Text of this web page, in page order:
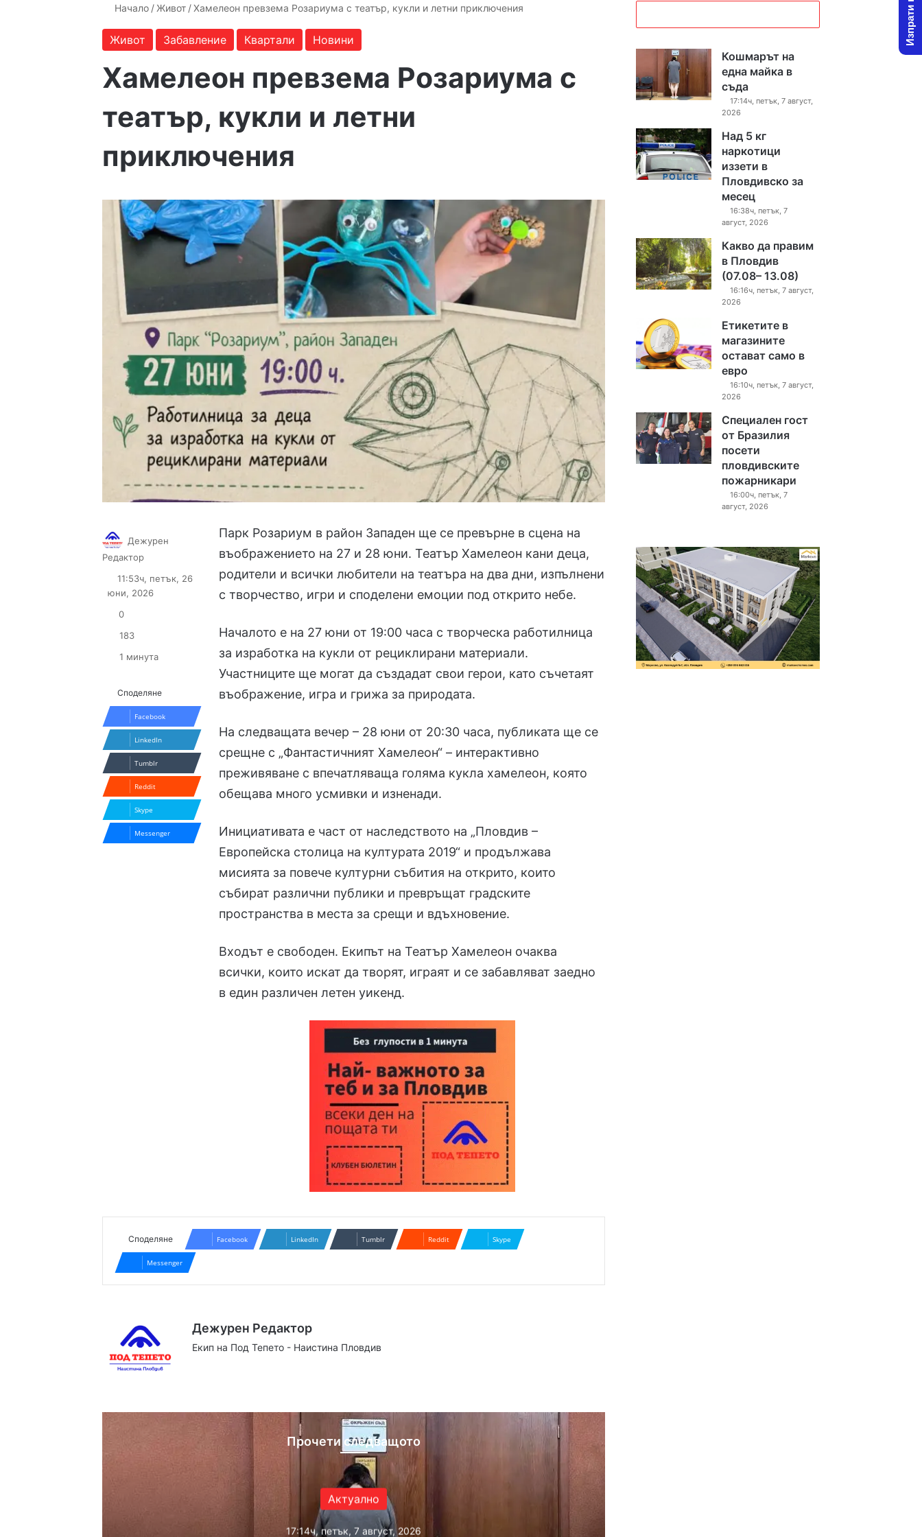
Начало / Живот / Хамелеон превзема Розариума с театър, кукли и летни приключения
Живот Забавление Квартали Новини
Хамелеон превзема Розариума с
театър, кукли и летни
приключения
Парк Розариум в район Западен ще се превърне в сцена на
въображението на 27 и 28 юни. Театър Хамелеон кани деца,
родители и всички любители на театъра на два дни, изпълнени
с творчество, игри и споделени емоции под открито небе.
Началото е на 27 юни от 19:00 часа с творческа работилница
за изработка на кукли от рециклирани материали.
Участниците ще могат да създадат свои герои, като съчетаят
въображение, игра и грижа за природата.
На следващата вечер – 28 юни от 20:30 часа, публиката ще се
срещне с „Фантастичният Хамелеон“ – интерактивно
преживяване с впечатляваща голяма кукла хамелеон, която
обещава много усмивки и изненади.
Инициативата е част от наследството на „Пловдив –
Европейска столица на културата 2019“ и продължава
мисията за повече културни събития на открито, които
събират различни публики и превръщат градските
пространства в места за срещи и вдъхновение.
Входът е свободен. Екипът на Театър Хамелеон очаква
всички, които искат да творят, играят и се забавляват заедно
в един различен летен уикенд.
Дежурен
Редактор
X email
11:53ч, петък, 26
юни, 2026
0
183
1 минута
Споделяне
Facebook
LinkedIn
Tumblr
Reddit
Skype
Messenger
Споделяне Facebook LinkedIn Tumblr Reddit Skype
Messenger
Дежурен Редактор
Екип на Под Тепето - Наистина Пловдив
Прочети следващото
Актуално
17:14ч, петък, 7 август, 2026
Кошмарът на
една майка в
съда
17:14ч, петък, 7 август,
2026
Над 5 кг
наркотици
иззети в
Пловдивско за
месец
16:38ч, петък, 7
август, 2026
Какво да правим
в Пловдив
(07.08– 13.08)
16:16ч, петък, 7 август,
2026
Етикетите в
магазините
остават само в
евро
16:10ч, петък, 7 август,
2026
Специален гост
от Бразилия
посети
пловдивските
пожарникари
16:00ч, петък, 7
август, 2026